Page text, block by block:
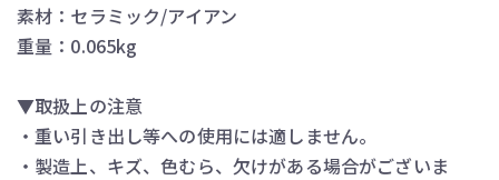
素材：セラミック/アイアン
重量：0.065kg
▼取扱上の注意
・重い引き出し等への使用には適しません。
・製造上、キズ、色むら、欠けがある場合がございま